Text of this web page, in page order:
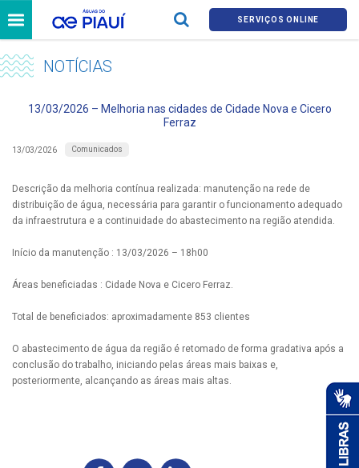
SERVIÇOS ONLINE
NOTÍCIAS
13/03/2026 – Melhoria nas cidades de Cidade Nova e Cicero
Ferraz
13/03/2026 Comunicados
Descrição da melhoria contínua realizada: manutenção na rede de
distribuição de água, necessária para garantir o funcionamento adequado
da infraestrutura e a continuidade do abastecimento na região atendida.
Início da manutenção : 13/03/2026 – 18h00
Áreas beneficiadas : Cidade Nova e Cicero Ferraz.
Total de beneficiados: aproximadamente 853 clientes
O abastecimento de água da região é retomado de forma gradativa após a
conclusão do trabalho, iniciando pelas áreas mais baixas e,
posteriormente, alcançando as áreas mais altas.